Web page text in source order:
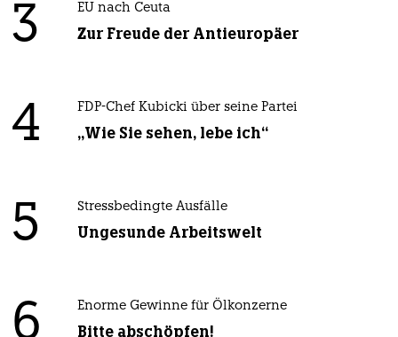
3 EU nach Ceuta
Zur Freude der Antieuropäer
4 FDP-Chef Kubicki über seine Partei
„Wie Sie sehen, lebe ich“
5 Stressbedingte Ausfälle
Ungesunde Arbeitswelt
6 Enorme Gewinne für Ölkonzerne
Bitte abschöpfen!